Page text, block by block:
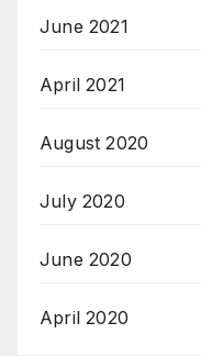
June 2021
April 2021
August 2020
July 2020
June 2020
April 2020